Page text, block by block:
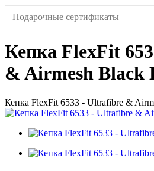
Подарочные сертификаты
Кепка FlexFit
& Airmesh Black
Кепка FlexFit 6533 - Ultrafibre &